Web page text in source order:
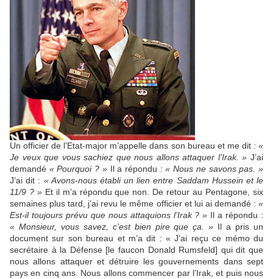
Un officier de l’Etat-major m’appelle dans son bureau et me dit : «
Je veux que vous sachiez que nous allons attaquer l’Irak. » J’ai
demandé « Pourquoi ? »Il a répondu :« Nous ne savons pas. »
J’ai dit : « Avons-nous établi un lien entre Saddam Hussein et le
11/9 ? »Et il m’a répondu que non. De retour au Pentagone, six
semaines plus tard, j’ai revu le même officier et lui ai demandé : «
Est-il toujours prévu que nous attaquions l’Irak ? » Il a répondu :
« Monsieur, vous savez, c’est bien pire que ça. » Il a pris un
document sur son bureau et m’a dit : « J’ai reçu ce mémo du
secrétaire à la Défense [le faucon Donald Rumsfeld] qui dit que
nous allons attaquer et détruire les gouvernements dans sept
pays en cinq ans. Nous allons commencer par l’Irak, et puis nous